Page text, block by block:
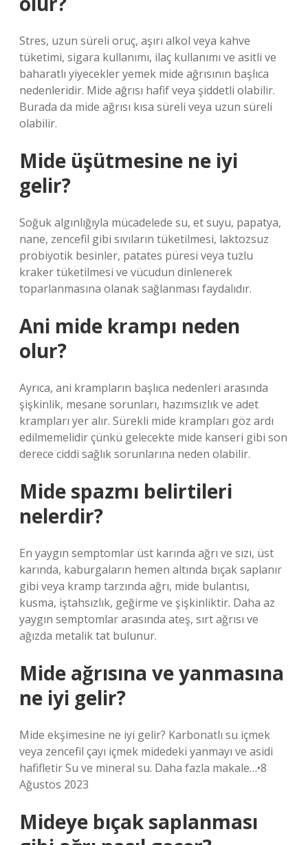
Stres, uzun süreli oruç, aşırı alkol veya kahve
tüketimi, sigara kullanımı, ilaç kullanımı ve asitli ve
baharatlı yiyecekler yemek mide ağrısının başlıca
nedenleridir. Mide ağrısı hafif veya şiddetli olabilir.
Burada da mide ağrısı kısa süreli veya uzun süreli
olabilir.
Mide üşütmesine ne iyi
gelir?
Soğuk algınlığıyla mücadelede su, et suyu, papatya,
nane, zencefil gibi sıvıların tüketilmesi, laktozsuz
probiyotik besinler, patates püresi veya tuzlu
kraker tüketilmesi ve vücudun dinlenerek
toparlanmasına olanak sağlanması faydalıdır.
Ani mide krampı neden
olur?
Ayrıca, ani krampların başlıca nedenleri arasında
şişkinlik, mesane sorunları, hazımsızlık ve adet
krampları yer alır. Sürekli mide krampları göz ardı
edilmemelidir çünkü gelecekte mide kanseri gibi son
derece ciddi sağlık sorunlarına neden olabilir.
Mide spazmı belirtileri
nelerdir?
En yaygın semptomlar üst karında ağrı ve sızı, üst
karında, kaburgaların hemen altında bıçak saplanır
gibi veya kramp tarzında ağrı, mide bulantısı,
kusma, iştahsızlık, geğirme ve şişkinliktir. Daha az
yaygın semptomlar arasında ateş, sırt ağrısı ve
ağızda metalik tat bulunur.
Mide ağrısına ve yanmasına
ne iyi gelir?
Mide ekşimesine ne iyi gelir? Karbonatlı su içmek
veya zencefil çayı içmek midedeki yanmayı ve asidi
hafifletir Su ve mineral su. Daha fazla makale…•8
Ağustos 2023
Mideye bıçak saplanması